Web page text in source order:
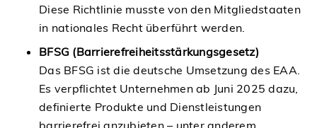
Diese Richtlinie musste von den Mitgliedstaaten
in nationales Recht überführt werden.
BFSG (Barrierefreiheitsstärkungsgesetz)
Das BFSG ist die deutsche Umsetzung des EAA.
Es verpflichtet Unternehmen ab Juni 2025 dazu,
definierte Produkte und Dienstleistungen
barrierefrei anzubieten – unter anderem